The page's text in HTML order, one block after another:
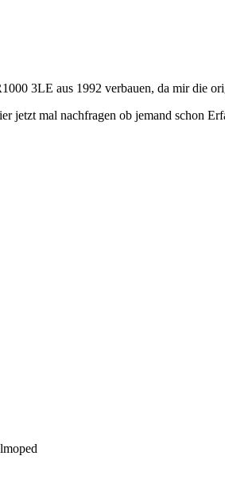
3LE aus 1992 verbauen, da mir die
mal nachfragen ob jemand schon